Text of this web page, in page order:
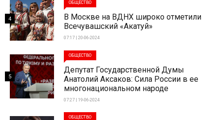
ОБЩЕСТВО
В Москве на ВДНХ широко отметили
Всечувашский «Акатуй»
07:17 | 20-06-2024
4
ОБЩЕСТВО
Депутат Государственной Думы
Анатолий Аксаков: Сила России в ее
многонациональном народе
07:27 | 19-06-2024
5
ОБЩЕСТВО